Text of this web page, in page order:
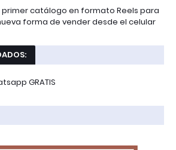
primer catálogo en formato Reels para
forma de vender desde el celular
GRATIS